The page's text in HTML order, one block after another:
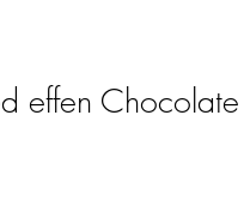
effen Chocolate